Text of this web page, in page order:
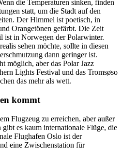
die Temperaturen sinken, finden
statt, um die Stadt auf den
Der Himmel ist poetisch, in
Orangetönen gefärbt. Die Zeit
ist in Norwegen der Polarwinter.
sehen möchte, sollte in diesen
dann geringer ist.
möglich, aber das Polar Jazz
Lights Festival und das Tromsøso
das mehr als wett.
kommt
Flugzeug zu erreichen, aber außer
es kaum internationale Flüge, die
Flughafen Oslo ist der
eine Zwischenstation für